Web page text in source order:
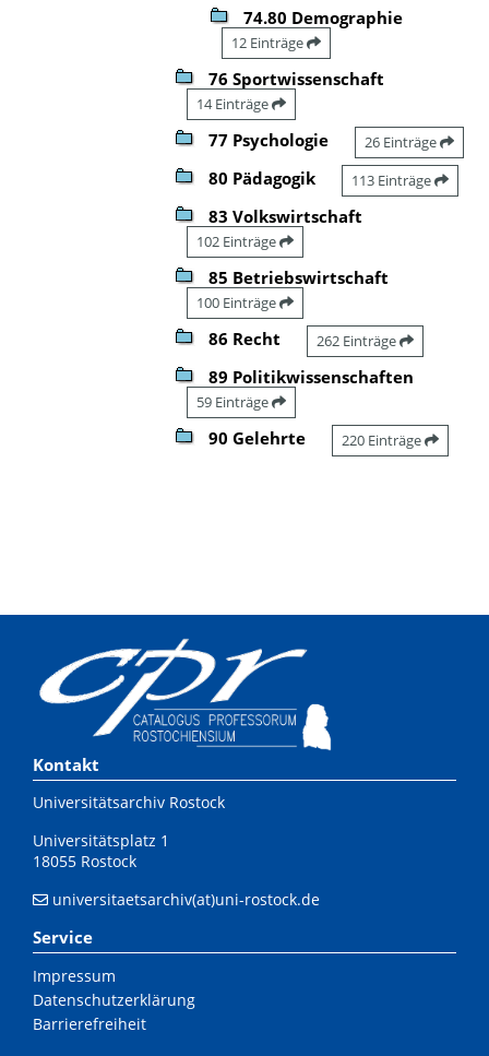
74.80 Demographie
12 Einträge
76 Sportwissenschaft
14 Einträge
77 Psychologie 26 Einträge
80 Pädagogik 113 Einträge
83 Volkswirtschaft
102 Einträge
85 Betriebswirtschaft
100 Einträge
86 Recht 262 Einträge
89 Politikwissenschaften
59 Einträge
90 Gelehrte 220 Einträge
Kontakt
Universitätsarchiv Rostock
Universitätsplatz 1
18055 Rostock
universitaetsarchiv(at)uni-rostock.de
Service
Impressum
Datenschutzerklärung
Barrierefreiheit